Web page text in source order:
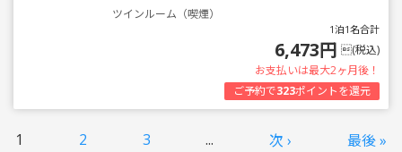
ツインルーム（喫煙）
1泊1名合計
6,473円 (税込)
お支払いは最大2ヶ月後！
ご予約で323ポイントを還元
1 2 3 ... 次 › 最後 »